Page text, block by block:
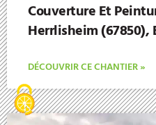
Couverture Et
Herrlisheim (67850),
DÉCOUVRIR CE CHANTIER »